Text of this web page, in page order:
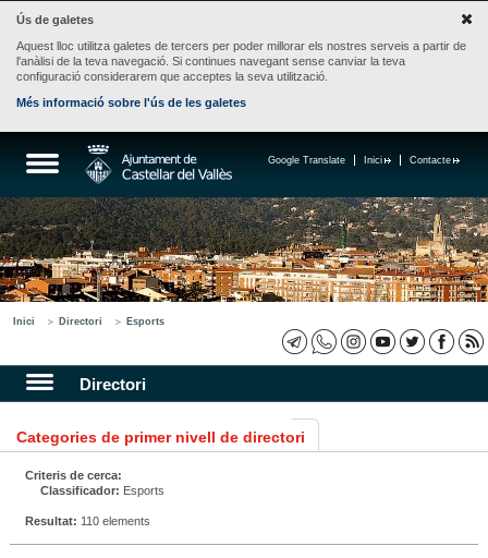
Ús de galetes
Aquest lloc utilitza galetes de tercers per poder millorar els nostres serveis a partir de
l'anàlisi de la teva navegació. Si continues navegant sense canviar la teva
configuració considerarem que acceptes la seva utilització.
Més informació sobre l'ús de les galetes
Contacte
Inici
Google Translate
Inici Directori Esports
Directori
Categories de primer nivell de directori
Criteris de cerca:
Classificador: Esports
Resultat: 110 elements